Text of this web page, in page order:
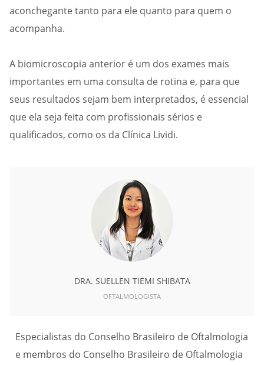
aconchegante tanto para ele quanto para quem o
acompanha.
A biomicroscopia anterior é um dos exames mais
importantes em uma consulta de rotina e, para que
seus resultados sejam bem interpretados, é essencial
que ela seja feita com profissionais sérios e
qualificados, como os da Clínica Lividi.
DRA. SUELLEN TIEMI SHIBATA
OFTALMOLOGISTA
Especialistas do Conselho Brasileiro de Oftalmologia
e membros do Conselho Brasileiro de Oftalmologia